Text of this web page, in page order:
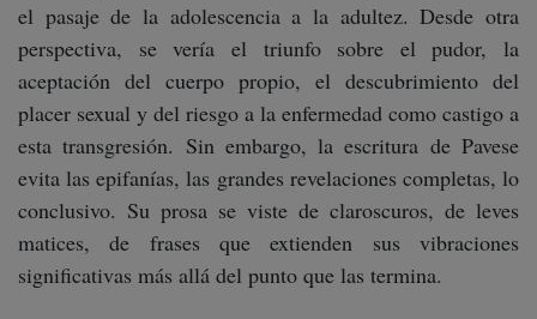
el pasaje de la adolescencia a la adultez. Desde otra
perspectiva, se vería el triunfo sobre el pudor, la
aceptación del cuerpo propio, el descubrimiento del
placer sexual y del riesgo a la enfermedad como castigo a
esta transgresión. Sin embargo, la escritura de Pavese
evita las epifanías, las grandes revelaciones completas, lo
conclusivo. Su prosa se viste de claroscuros, de leves
matices, de frases que extienden sus vibraciones
significativas más allá del punto que las termina.